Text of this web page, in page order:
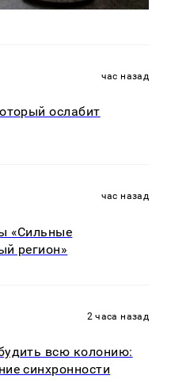
час назад
ослабит
час назад
«Сильные
регион»
2 часа назад
всю колонию:
синхронности